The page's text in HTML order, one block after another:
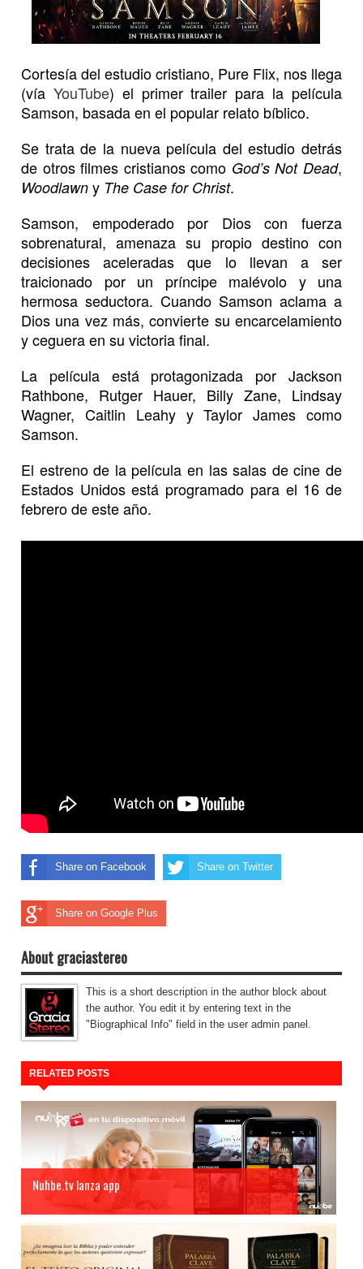
Cortesía del estudio cristiano, Pure Flix, nos llega
(vía YouTube) el primer trailer para la película
Samson, basada en el popular relato bíblico.
Se trata de la nueva película del estudio detrás
de otros filmes cristianos como God’s Not Dead,
Woodlawn y The Case for Christ.
Samson, empoderado por Dios con fuerza
sobrenatural, amenaza su propio destino con
decisiones aceleradas que lo llevan a ser
traicionado por un príncipe malévolo y una
hermosa seductora. Cuando Samson aclama a
Dios una vez más, convierte su encarcelamiento
y ceguera en su victoria final.
La película está protagonizada por Jackson
Rathbone, Rutger Hauer, Billy Zane, Lindsay
Wagner, Caitlin Leahy y Taylor James como
Samson.
El estreno de la película en las salas de cine de
Estados Unidos está programado para el 16 de
febrero de este año.
Share on Facebook Share on Twitter
Share on Google Plus
About graciastereo
This is a short description in the author block about
the author. You edit it by entering text in the
"Biographical Info" field in the user admin panel.
RELATED POSTS
Nuhbe.tv lanza app